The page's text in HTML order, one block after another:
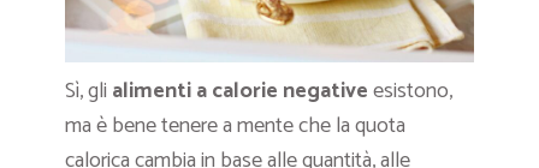
Sì, gli alimenti a calorie negativeesistono,
ma è bene tenere a mente che la quota
calorica cambia in base alle quantità, alle